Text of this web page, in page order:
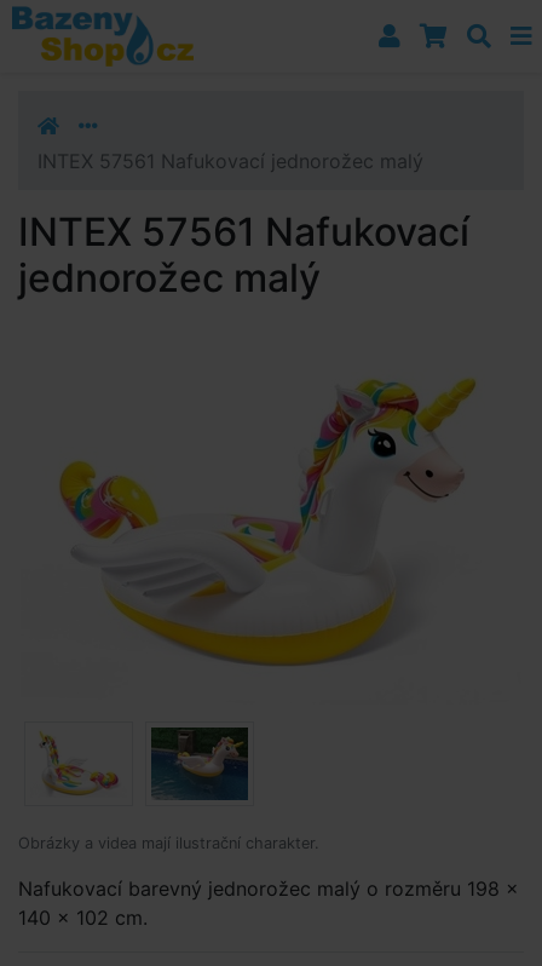
Přejít k navigaci
Přejít na obsah
Přejít k postrannímu sloupci
INTEX 57561 Nafukovací jednorožec malý
INTEX 57561 Nafukovací
jednorožec malý
Obrázky a videa mají ilustrační charakter.
Nafukovací barevný jednorožec malý o rozměru 198 x
140 x 102 cm.